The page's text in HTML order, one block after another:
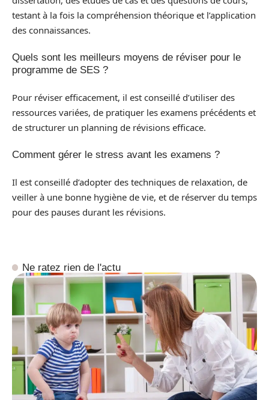
testant à la fois la compréhension théorique et l’application
des connaissances.
Quels sont les meilleurs moyens de réviser pour le
programme de SES ?
Pour réviser efficacement, il est conseillé d’utiliser des
ressources variées, de pratiquer les examens précédents et
de structurer un planning de révisions efficace.
Comment gérer le stress avant les examens ?
Il est conseillé d’adopter des techniques de relaxation, de
veiller à une bonne hygiène de vie, et de réserver du temps
pour des pauses durant les révisions.
Ne ratez rien de l'actu